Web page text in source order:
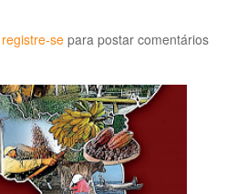
registre-se para postar comentários